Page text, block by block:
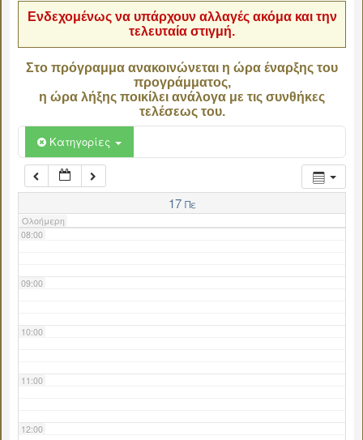
Ενδεχομένως να υπάρχουν αλλαγές ακόμα και την
τελευταία στιγμή.
Στο πρόγραμμα ανακοινώνεται η ώρα έναρξης του
προγράμματος,
η ώρα λήξης ποικίλει ανάλογα με τις συνθήκες
τελέσεως του.
Κατηγορίες
17 Πε
Ολοήμερη
06:00
07:00
08:00
09:00
10:00
11:00
12:00